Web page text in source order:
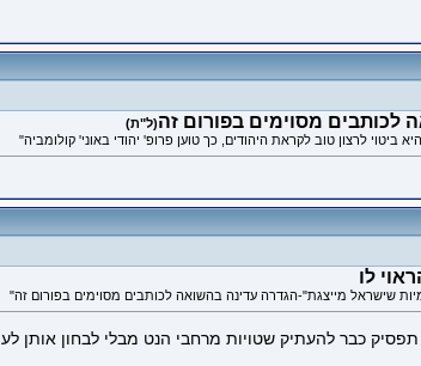
מסוימים בפורום זה(ל"ת)
לו
שישראל מייצגת"-הגדרה עדינה בהשואה לכותבים מסוימים בפורום זה"
כבר להעתיק שטויות מרחבי הנט מבלי לבחון אותן